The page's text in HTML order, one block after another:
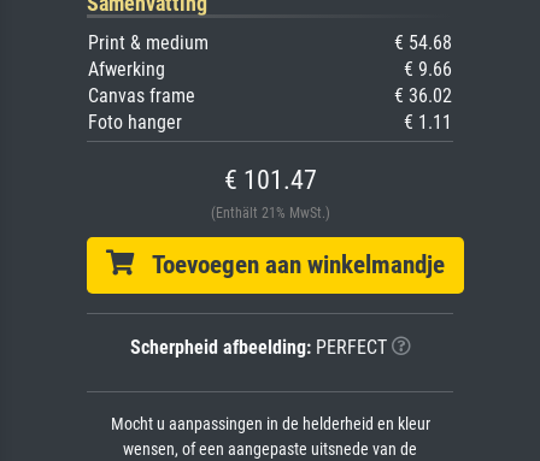
Print & medium
€ 54.68
Afwerking
€ 9.66
Canvas frame
€ 36.02
Foto hanger
€ 1.11
€ 101.47
(Enthält 21% MwSt.)
Toevoegen aan winkelmandje
Scherpheid afbeelding:PERFECT
Mocht u aanpassingen in de helderheid en kleur
wensen, of een aangepaste uitsnede van de